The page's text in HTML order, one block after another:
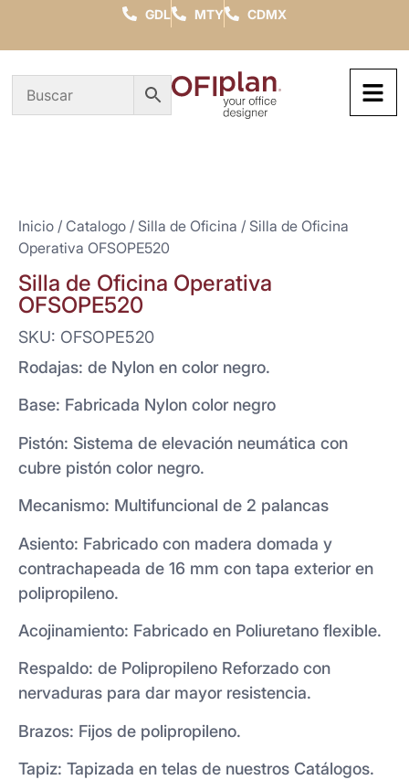
GDL MTY CDMX
Inicio / Catalogo / Silla de Oficina / Silla de Oficina
Operativa OFSOPE520
Silla de Oficina Operativa
OFSOPE520
SKU: OFSOPE520
Rodajas: de Nylon en color negro.
Base: Fabricada Nylon color negro
Pistón: Sistema de elevación neumática con
cubre pistón color negro.
Mecanismo: Multifuncional de 2 palancas
Asiento: Fabricado con madera domada y
contrachapeada de 16 mm con tapa exterior en
polipropileno.
Acojinamiento: Fabricado en Poliuretano flexible.
Respaldo: de Polipropileno Reforzado con
nervaduras para dar mayor resistencia.
Brazos: Fijos de polipropileno.
Tapiz: Tapizada en telas de nuestros Catálogos.